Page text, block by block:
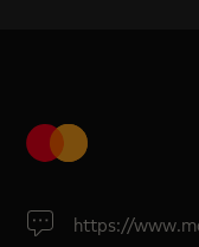
https://